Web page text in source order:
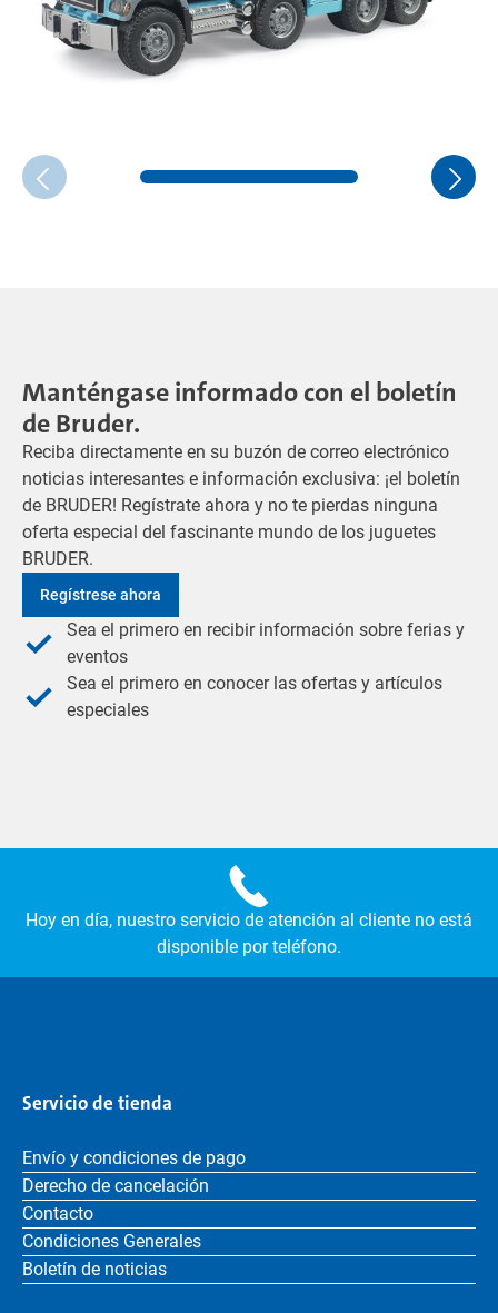
Manténgase informado con el boletín
de Bruder.
Reciba directamente en su buzón de correo electrónico
noticias interesantes e información exclusiva: ¡el boletín
de BRUDER! Regístrate ahora y no te pierdas ninguna
oferta especial del fascinante mundo de los juguetes
BRUDER.
Regístrese ahora
Sea el primero en recibir información sobre ferias y
eventos
Sea el primero en conocer las ofertas y artículos
especiales
Hoy en día, nuestro servicio de atención al cliente no está
disponible por teléfono.
Servicio de tienda
Envío y condiciones de pago
Derecho de cancelación
Contacto
Condiciones Generales
Boletín de noticias